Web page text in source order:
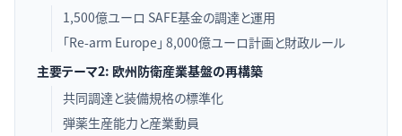
1,500億ユーロ SAFE基金の調達と運用
「Re-arm Europe」 8,000億ユーロ計画と財政ルール
主要テーマ2: 欧州防衛産業基盤の再構築
共同調達と装備規格の標準化
弾薬生産能力と産業動員